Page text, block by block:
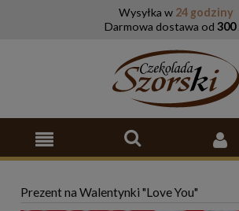
Wysyłka w 24 godziny
Darmowa dostawa od 300
Prezent na Walentynki "Love You"